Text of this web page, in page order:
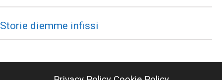
Storie diemme infissi